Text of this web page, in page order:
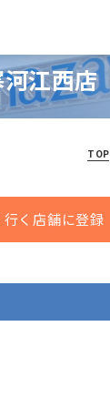
江西店
TOP
行く店舗に登録